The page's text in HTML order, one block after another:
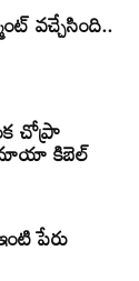
వచ్చేసింది..
చోప్రా
మాయా కిబెల్
పేరు